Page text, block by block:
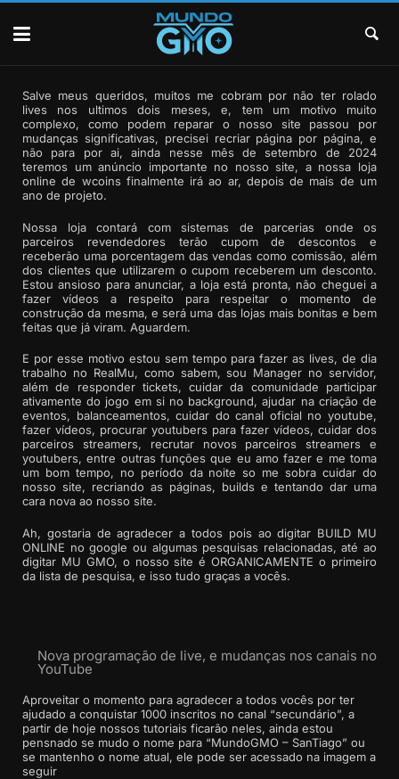
Salve meus queridos, muitos me cobram por não ter rolado
lives nos ultimos dois meses, e, tem um motivo muito
complexo, como podem reparar o nosso site passou por
mudanças significativas, precisei recriar página por página, e
não para por ai, ainda nesse mês de setembro de 2024
teremos um anúncio importante no nosso site, a nossa loja
online de wcoins finalmente irá ao ar, depois de mais de um
ano de projeto.
Nossa loja contará com sistemas de parcerias onde os
parceiros revendedores terão cupom de descontos e
receberão uma porcentagem das vendas como comissão, além
dos clientes que utilizarem o cupom receberem um desconto.
Estou ansioso para anunciar, a loja está pronta, não cheguei a
fazer vídeos a respeito para respeitar o momento de
construção da mesma, e será uma das lojas mais bonitas e bem
feitas que já viram. Aguardem.
E por esse motivo estou sem tempo para fazer as lives, de dia
trabalho no RealMu, como sabem, sou Manager no servidor,
além de responder tickets, cuidar da comunidade participar
ativamente do jogo em si no background, ajudar na criação de
eventos, balanceamentos, cuidar do canal oficial no youtube,
fazer vídeos, procurar youtubers para fazer vídeos, cuidar dos
parceiros streamers, recrutar novos parceiros streamers e
youtubers, entre outras funções que eu amo fazer e me toma
um bom tempo, no período da noite so me sobra cuidar do
nosso site, recriando as páginas, builds e tentando dar uma
cara nova ao nosso site.
Ah, gostaria de agradecer a todos pois ao digitar BUILD MU
ONLINE no google ou algumas pesquisas relacionadas, até ao
digitar MU GMO, o nosso site é ORGANICAMENTE o primeiro
da lista de pesquisa, e isso tudo graças a vocês.
Nova programação de live, e mudanças nos canais no
YouTube
Aproveitar o momento para agradecer a todos vocês por ter
ajudado a conquistar 1000 inscritos no canal “secundário”, a
partir de hoje nossos tutoriais ficarão neles, ainda estou
pensnado se mudo o nome para “MundoGMO – SanTiago” ou
se mantenho o nome atual, ele pode ser acessado na imagem a
seguir